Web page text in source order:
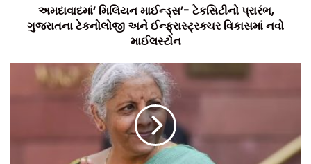
અમદાવાદમાં‘ મિલિયન માઈન્ડ્સ’- ટેકસિટીનો પ્રારંભ,
ગુજરાતના ટેકનોલોજી અને ઈન્ફ્રાસ્ટ્રક્ચર વિકાસમાં નવો
માઈલસ્ટોન